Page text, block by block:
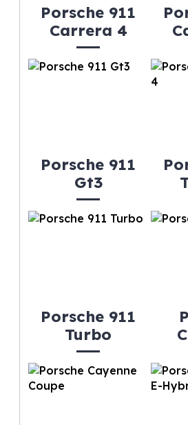
Porsche 911
Carrera 4
Porsche 911
Gt3
Porsche 911
Turbo